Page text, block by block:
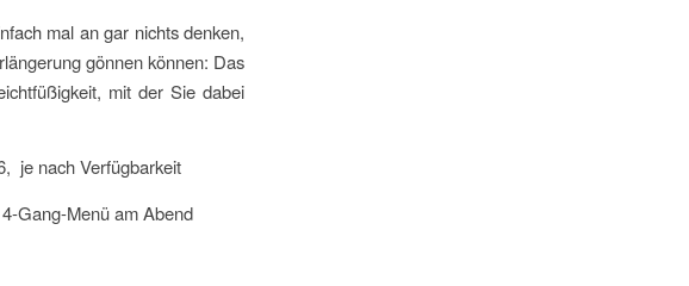
mal an gar nichts denken,
gönnen können: Das
mit der Sie dabei
je nach Verfügbarkeit
Gang-Menü am Abend